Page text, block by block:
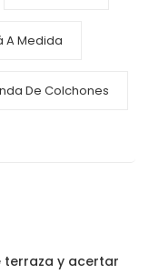
A Medida
De Colchones
terraza y acertar